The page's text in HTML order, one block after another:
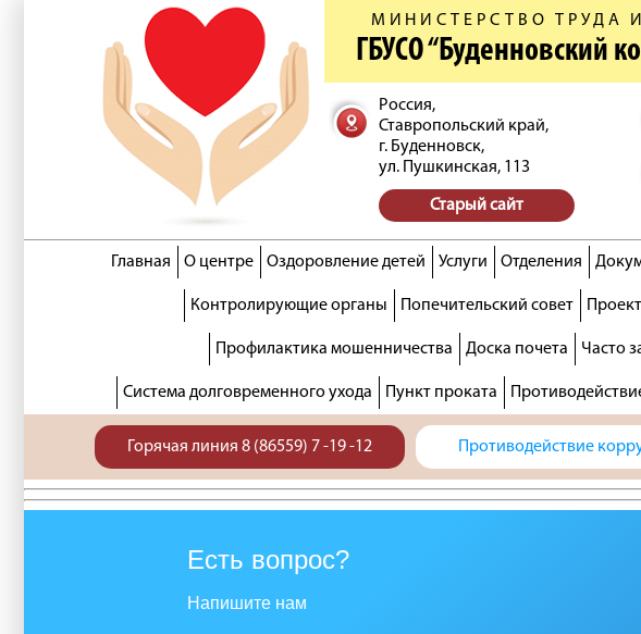
МИНИСТЕРСТВО ТРУДА
ГБУСО “Буденновский
Россия,
Ставропольский край,
г. Буденновск,
ул. Пушкинская, 113
Старый сайт
Главная О центре Оздоровление детей Услуги Отделения
Контролирующие органы Попечительский совет
Профилактика мошенничества Доска почета Часто
Система долговременного ухода Пункт проката
Горячая линия 8 (86559) 7 -19 -12 Противодействие
Есть вопрос?
Напишите нам